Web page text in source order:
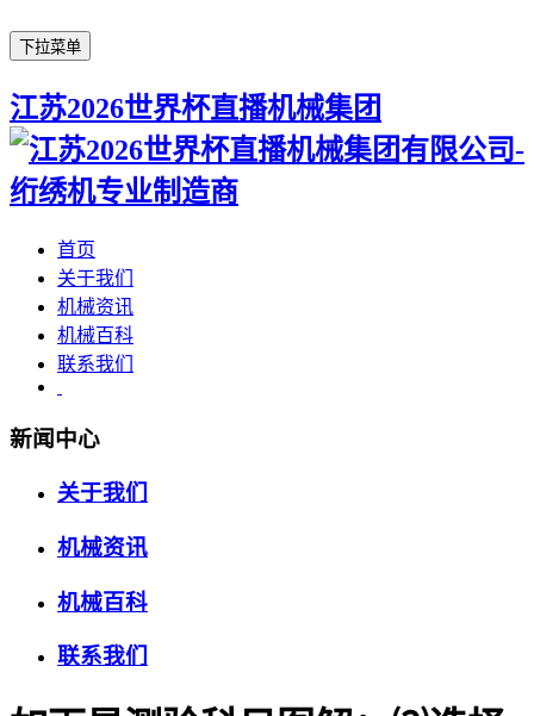
下拉菜单
江苏2026世界杯直播机械集团
首页
关于我们
机械资讯
机械百科
联系我们
新闻中心
关于我们
机械资讯
机械百科
联系我们